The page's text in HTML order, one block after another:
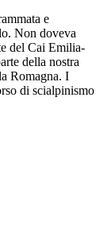
e
Non doveva
del Cai Emilia-
della nostra
Romagna. I
di scialpinismo